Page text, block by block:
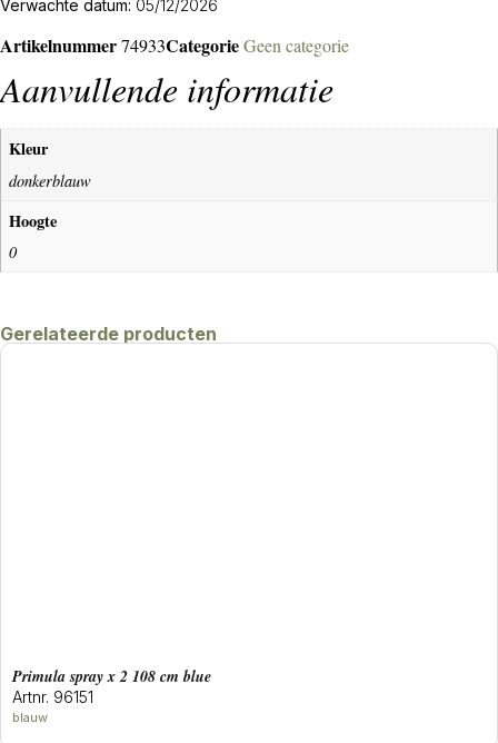
Verwachte datum: 05/12/2026
Artikelnummer74933CategorieGeen categorie
Aanvullende informatie
Kleur
donkerblauw
Hoogte
0
Gerelateerde producten
primula spray x 2 108 cm blue
Artnr. 96151
blauw